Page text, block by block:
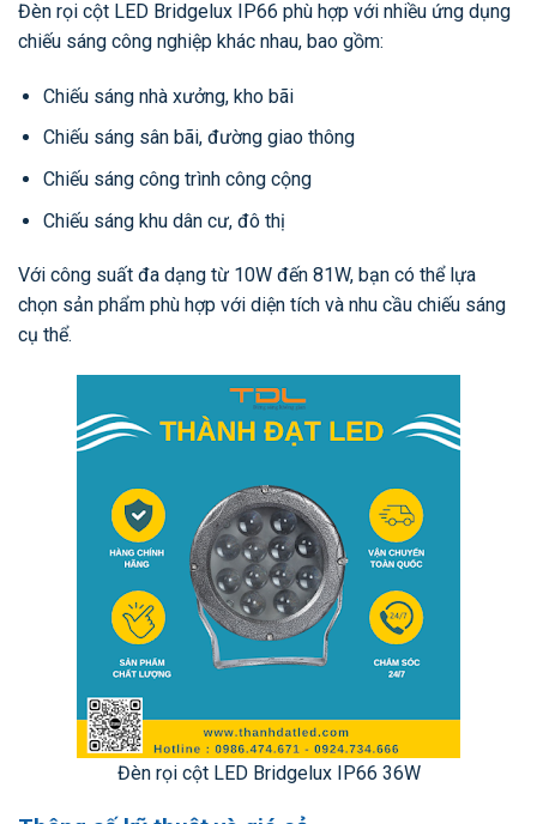
Đèn rọi cột LED Bridgelux IP66 phù hợp với nhiều ứng dụng
chiếu sáng công nghiệp khác nhau, bao gồm:
Chiếu sáng nhà xưởng, kho bãi
Chiếu sáng sân bãi, đường giao thông
Chiếu sáng công trình công cộng
Chiếu sáng khu dân cư, đô thị
Với công suất đa dạng từ 10W đến 81W, bạn có thể lựa
chọn sản phẩm phù hợp với diện tích và nhu cầu chiếu sáng
cụ thể.
Đèn rọi cột LED Bridgelux IP66 36W